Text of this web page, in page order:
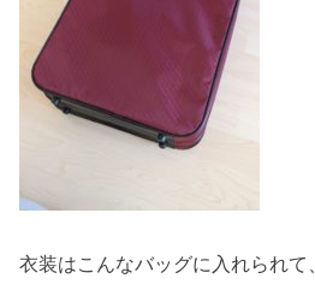
衣装はこんなバッグに入れられて